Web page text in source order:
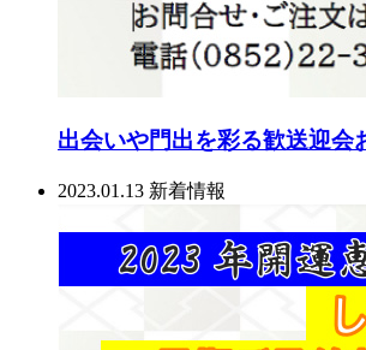
出会いや門出を彩る歓送迎会
2023.01.13 新着情報